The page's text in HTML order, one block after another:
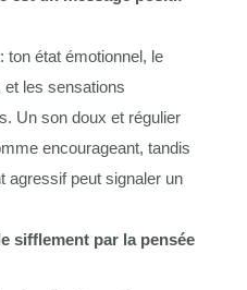
ton état émotionnel, le
les sensations
Un son doux et régulier
encourageant, tandis
agressif peut signaler un
sifflement par la pensée